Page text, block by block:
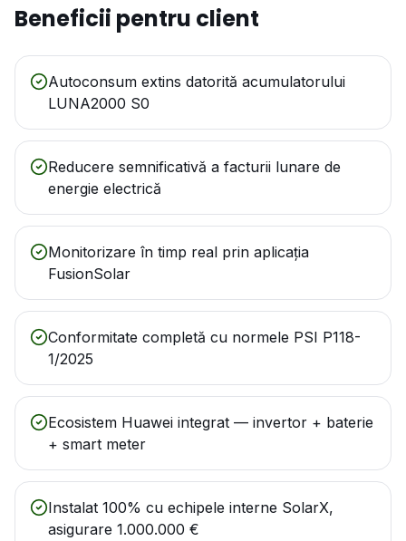
Beneficii pentru client
Autoconsum extins datorită acumulatorului
LUNA2000 S0
Reducere semnificativă a facturii lunare de
energie electrică
Monitorizare în timp real prin aplicația
FusionSolar
Conformitate completă cu normele PSI P118-
1/2025
Ecosistem Huawei integrat — invertor + baterie
+ smart meter
Instalat 100% cu echipele interne SolarX,
asigurare 1.000.000 €